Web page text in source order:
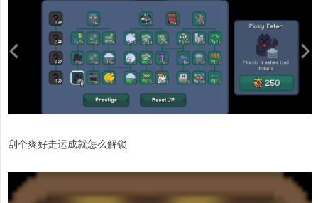
刮个爽好走运成就怎么解锁